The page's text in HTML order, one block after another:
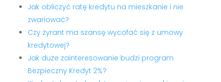
Jak obliczyć ratę kredytu na mieszkanie i nie
zwariować?
Czy żyrant ma szansę wycofać się z umowy
kredytowej?
Jak duże zainteresowanie budzi program
Bezpieczny Kredyt 2%?